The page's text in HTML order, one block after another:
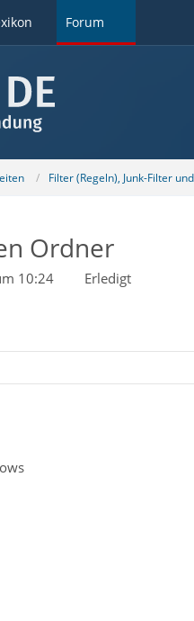
Forum
Filter (Regeln), Junk-Filter
Ordner
10:24 Erledigt